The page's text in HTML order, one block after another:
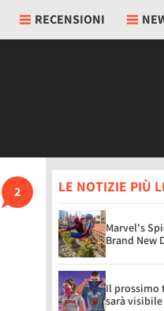
RECENSIONI
2 LE NOTIZIE PIÙ
Marvel's
Brand New
Il prossimo
sarà